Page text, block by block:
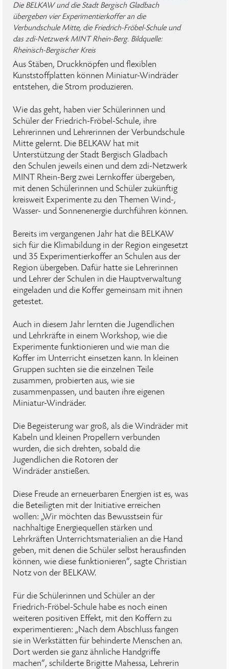
Die BELKAW und die Stadt Bergisch Gladbach
übergeben vier Experimentierkoffer an die
Verbundschule Mitte, die Friedrich-Fröbel-Schule und
das zdi-Netzwerk MINT Rhein-Berg. Bildquelle:
Rheinisch-Bergischer Kreis
Aus Stäben, Druckknöpfen und flexiblen
Kunststoffplatten können Miniatur-Windräder
entstehen, die Strom produzieren.
Wie das geht, haben vier Schülerinnen und
Schüler der Friedrich-Fröbel-Schule, ihre
Lehrerinnen und Lehrerinnen der Verbundschule
Mitte gelernt. Die BELKAW hat mit
Unterstützung der Stadt Bergisch Gladbach
den Schulen jeweils einen und dem zdi-Netzwerk
MINT Rhein-Berg zwei Lernkoffer übergeben,
mit denen Schülerinnen und Schüler zukünftig
kreisweit Experimente zu den Themen Wind-,
Wasser- und Sonnenenergie durchführen können.
Bereits im vergangenen Jahr hat die BELKAW
sich für die Klimabildung in der Region eingesetzt
und 35 Experimentierkoffer an Schulen aus der
Region übergeben. Dafür hatte sie Lehrerinnen
und Lehrer der Schulen in die Hauptverwaltung
eingeladen und die Koffer gemeinsam mit ihnen
getestet.
Auch in diesem Jahr lernten die Jugendlichen
und Lehrkräfte in einem Workshop, wie die
Experimente funktionieren und wie man die
Koffer im Unterricht einsetzen kann. In kleinen
Gruppen suchten sie die einzelnen Teile
zusammen, probierten aus, wie sie
zusammenpassen, und bauten ihre eigenen
Miniatur-Windräder.
Die Begeisterung war groß, als die Windräder mit
Kabeln und kleinen Propellern verbunden
wurden, die sich drehten, sobald die
Jugendlichen die Rotoren der
Windräder anstießen.
Diese Freude an erneuerbaren Energien ist es, was
die Beteiligten mit der Initiative erreichen
wollen: „Wir möchten das Bewusstsein für
nachhaltige Energiequellen stärken und
Lehrkräften Unterrichtsmaterialien an die Hand
geben, mit denen die Schüler selbst herausfinden
können, wie diese funktionieren“, sagte Christian
Notz von der BELKAW.
Für die Schülerinnen und Schüler an der
Friedrich-Fröbel-Schule habe es noch einen
weiteren positiven Effekt, mit den Koffern zu
experimentieren: „Nach dem Abschluss fangen
sie in Werkstätten für behinderte Menschen an.
Dort werden sie ganz ähnliche Handgriffe
machen“, schilderte Brigitte Mahessa, Lehrerin